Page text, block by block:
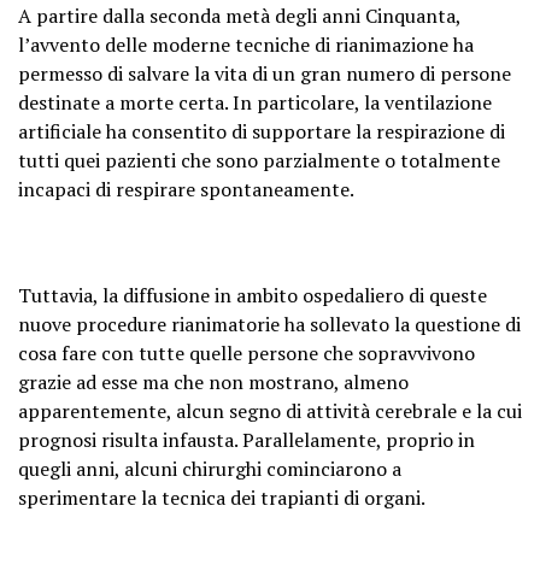
A partire dalla seconda metà degli anni Cinquanta,
l’avvento delle moderne tecniche di rianimazione ha
permesso di salvare la vita di un gran numero di persone
destinate a morte certa. In particolare, la ventilazione
artificiale ha consentito di supportare la respirazione di
tutti quei pazienti che sono parzialmente o totalmente
incapaci di respirare spontaneamente.
Tuttavia, la diffusione in ambito ospedaliero di queste
nuove procedure rianimatorie ha sollevato la questione di
cosa fare con tutte quelle persone che sopravvivono
grazie ad esse ma che non mostrano, almeno
apparentemente, alcun segno di attività cerebrale e la cui
prognosi risulta infausta. Parallelamente, proprio in
quegli anni, alcuni chirurghi cominciarono a
sperimentare la tecnica dei trapianti di organi.